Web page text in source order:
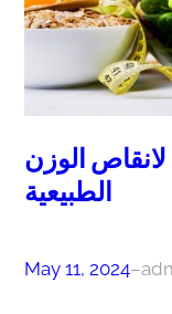
الوزن
الطبيعية
May 11, 2024–